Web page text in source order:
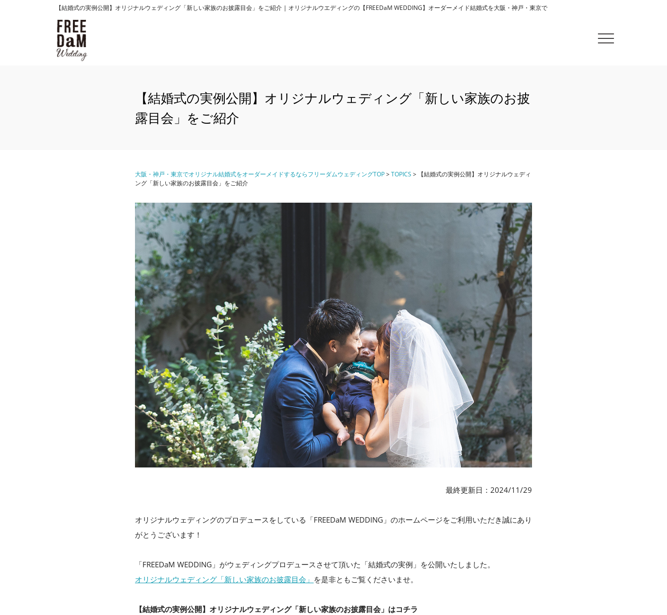
【結婚式の実例公開】オリジナルウェディング「新しい家族のお披露目会」をご紹介 | オリジナルウエディングの【FREEDaM WEDDING】オーダーメイド結婚式を大阪・神戸・東京で
【結婚式の実例公開】オリジナルウェディング「新しい家族のお披
露目会」をご紹介
大阪・神戸・東京でオリジナル結婚式をオーダーメイドするならフリーダムウェディングTOP>TOPICS > 【結婚式の実例公開】オリジナルウェディ
ング「新しい家族のお披露目会」をご紹介
最終更新日：2024/11/29
オリジナルウェディングのプロデュースをしている「FREEDaM WEDDING」のホームページをご利用いただき誠にあり
がとうございます！
「FREEDaM WEDDING」がウェディングプロデュースさせて頂いた「結婚式の実例」を公開いたしました。
オリジナルウェディング「新しい家族のお披露目会」 を是非ともご覧くださいませ。
【結婚式の実例公開】オリジナルウェディング「新しい家族のお披露目会」はコチラ